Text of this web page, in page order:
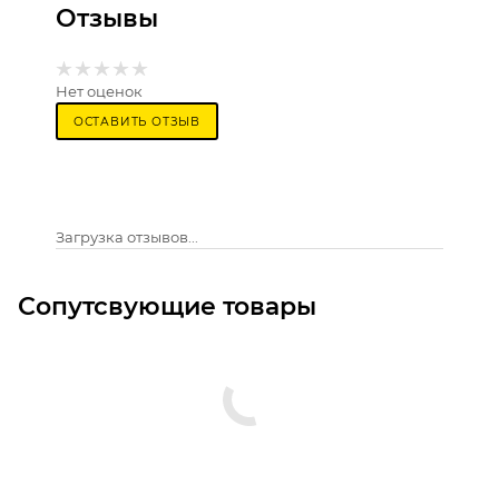
Отзывы
Нет оценок
ОСТАВИТЬ ОТЗЫВ
Загрузка отзывов...
Сопутсвующие товары